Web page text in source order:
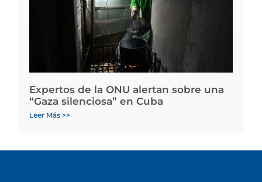
Expertos de la ONU alertan sobre una
“Gaza silenciosa” en Cuba
Leer Más >>